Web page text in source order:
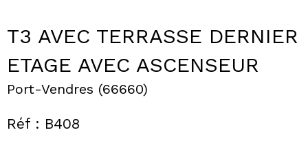
T3 AVEC TERRASSE DERNIER
ETAGE AVEC ASCENSEUR
Port-Vendres (66660)
Réf : B408